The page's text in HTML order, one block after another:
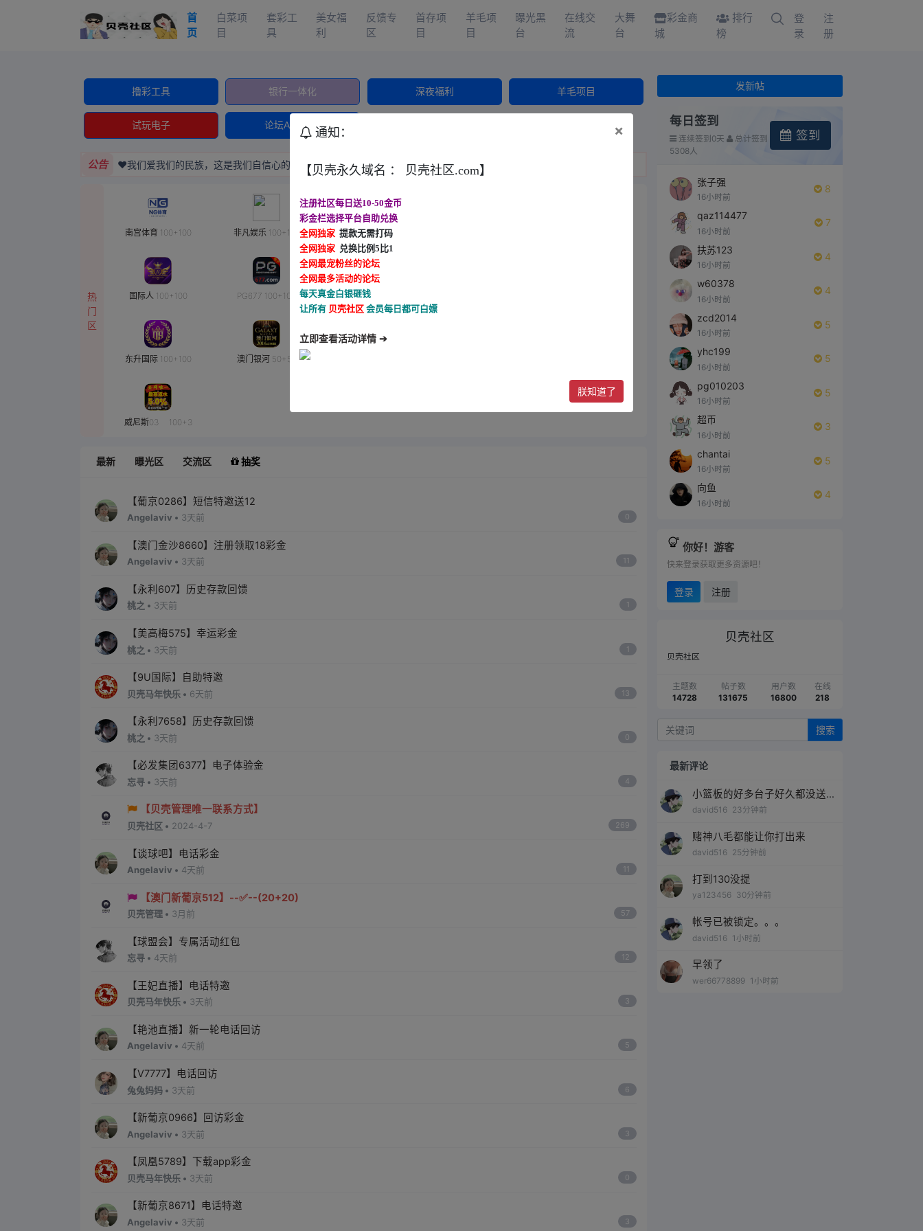
首
页
白菜项
目
套彩工
具
美女福
利
反馈专
区
首存项
目
羊毛项
目
曝光黑
台
在线交
流
大舞
台
彩金商
城
排行
榜
登
录
注
册
撸彩工具 银行一体化 深夜福利 羊毛项目
试玩电子 论坛APP下载
公告 ♥️我们爱我们的民族，这是我们自信心的源泉，目光所致皆为华夏 五星闪耀皆为信仰♥️ 域名:贝壳社区.com
热
门
区
南宫体育 100+100 非凡娱乐 100+100 新葡京 50+8
国际人 100+100 PG677 100+100 新葡京512 20+20
东升国际 100+100 澳门银河 50+50
威尼斯03 100+3
最新 曝光区 交流区 抽奖
【葡京0286】短信特邀送12
Angelaviv • 3天前 0
【澳门金沙8660】注册领取18彩金
Angelaviv • 3天前 11
【永利607】历史存款回馈
桃之 • 3天前 1
【美高梅575】幸运彩金
桃之 • 3天前 1
【9U国际】自助特邀
贝壳马年快乐 • 6天前 13
【永利7658】历史存款回馈
桃之 • 3天前 0
【必发集团6377】电子体验金
忘寻 • 3天前 4
【贝壳管理唯一联系方式】
贝壳社区 • 2024-4-7 269
【谈球吧】电话彩金
Angelaviv • 4天前 11
【澳门新葡京512】--✅--(20+20)
贝壳管理 • 3月前 57
【球盟会】专属活动红包
忘寻 • 4天前 12
【王妃直播】电话特邀
贝壳马年快乐 • 3天前 3
【艳池直播】新一轮电话回访
Angelaviv • 4天前 5
【V7777】电话回访
兔兔妈妈 • 3天前 6
【新葡京0966】回访彩金
Angelaviv • 3天前 3
【凤凰5789】下载app彩金
贝壳马年快乐 • 3天前 0
【新葡京8671】电话特邀
Angelaviv • 3天前 3
发新帖
每日签到
连续签到0天
总计签到
5308人
签到
张子强
16小时前
8
qaz114477
16小时前
7
扶苏123
16小时前
4
w60378
16小时前
4
zcd2014
16小时前
5
yhc199
16小时前
5
pg010203
16小时前
5
超币
16小时前
3
chantai
16小时前
5
向鱼
16小时前
4
你好！游客
快来登录获取更多资源吧！
登录 注册
贝壳社区
贝壳社区
主题数
14728
帖子数
131675
用户数
16800
在线
218
搜索
最新评论
小篮板的好多台子好久都没送过
了，越充值越不送
david516 23分钟前
赌神八毛都能让你打出来
david516 25分钟前
打到130没提
ya123456 30分钟前
帐号已被锁定。。。
david516 1小时前
早领了
wer66778899 1小时前
通知： ×
【贝壳永久域名 ： 贝壳社区.com】
注册社区每日送10-50金币
彩金栏选择平台自助兑换
全网独家 提款无需打码
全网独家 兑换比例5比1
全网最宠粉丝的论坛
全网最多活动的论坛
每天真金白银砸钱
让所有 贝壳社区 会员每日都可白嫖
立即查看活动详情 ➔
朕知道了